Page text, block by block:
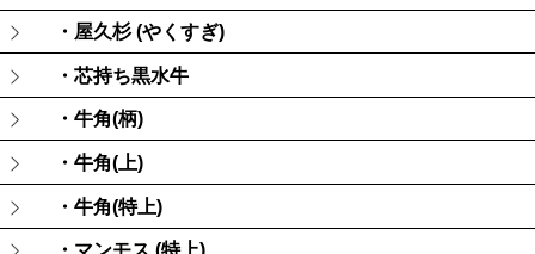
・屋久杉 (やくすぎ)
・芯持ち黒水牛
・牛角(柄)
・牛角(上)
・牛角(特上)